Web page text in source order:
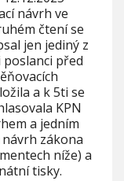
návrh ve
čtení se
jen jediný z
poslanci před
a k 5ti se
KPN
a jedním
zákona
níže) a
tisky.